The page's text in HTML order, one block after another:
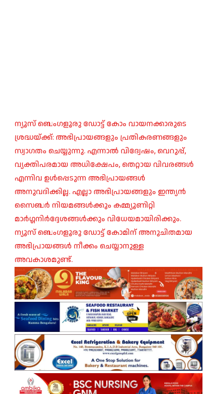
ന്യൂസ് ബെംഗളൂരു ഡോട്ട് കോം വായനക്കാരുടെ
ശ്രദ്ധയ്ക്ക്: അഭിപ്രായങ്ങളും പ്രതികരണങ്ങളും
സ്വാഗതം ചെയ്യുന്നു. എന്നാൽ വിദ്വേഷം, വെറുപ്പ്,
വ്യക്തിപരമായ അധിക്ഷേപം, തെറ്റായ വിവരങ്ങൾ
എന്നിവ ഉൾപ്പെടുന്ന അഭിപ്രായങ്ങൾ
അനുവദിക്കില്ല. എല്ലാ അഭിപ്രായങ്ങളും ഇന്ത്യൻ
സൈബർ നിയമങ്ങൾക്കും കമ്മ്യൂണിറ്റി
മാർഗ്ഗനിർദ്ദേശങ്ങൾക്കും വിധേയമായിരിക്കും.
ന്യൂസ് ബെംഗളൂരു ഡോട്ട് കോമിന് അനുചിതമായ
അഭിപ്രായങ്ങൾ നീക്കം ചെയ്യാനുള്ള
അവകാശമുണ്ട്.